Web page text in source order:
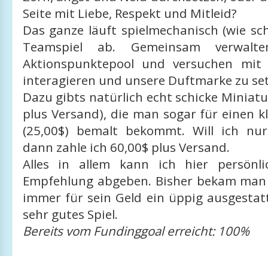
Seite mit Liebe, Respekt und Mitleid?
Das ganze läuft spielmechanisch (wie
Teamspiel ab. Gemeinsam
Aktionspunktepool und versuchen mit
interagieren und unsere Duftmarke zu
Dazu gibts natürlich echt schicke
plus Versand), die man sogar für einen
(25,00$) bemalt bekommt. Will ich
dann zahle ich 60,00$ plus Versand.
Alles in allem kann ich hier
Empfehlung abgeben. Bisher bekam
immer für sein Geld ein üppig
sehr gutes Spiel.
Bereits vom Fundinggoal erreicht: 100%